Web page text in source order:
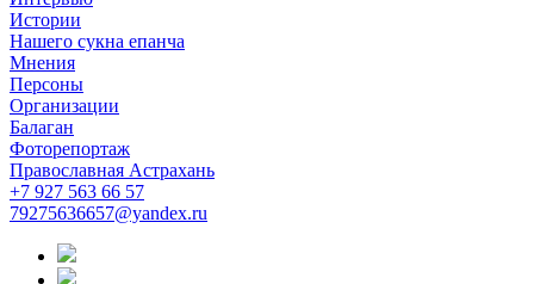
Истории
Нашего сукна епанча
Мнения
Персоны
Организации
Балаган
Фоторепортаж
Православная Астрахань
+7 927 563 66 57
79275636657@yandex.ru